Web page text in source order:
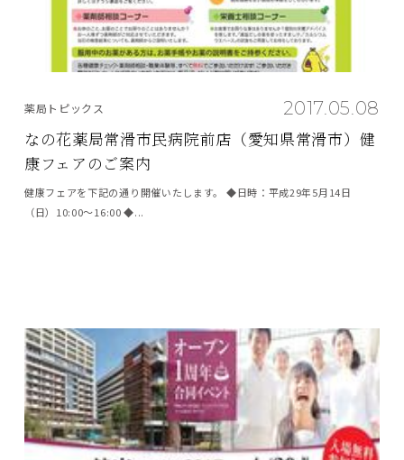
2017.05.08
薬局トピックス
なの花薬局常滑市民病院前店（愛知県常滑市）健
康フェアのご案内
健康フェアを下記の通り開催いたします。 ◆日時：平成29年5月14日
（日）10:00～16:00 ◆...